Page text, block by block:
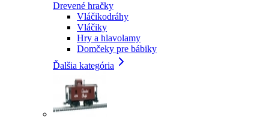
Drevené hračky
Vláčikodráhy
Vláčiky
Hry a hlavolamy
Domčeky pre bábiky
Ďalšia kategória